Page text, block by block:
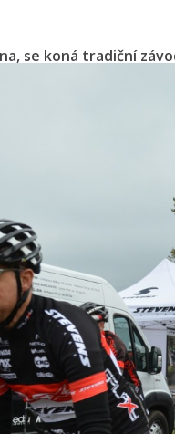
se koná tradiční